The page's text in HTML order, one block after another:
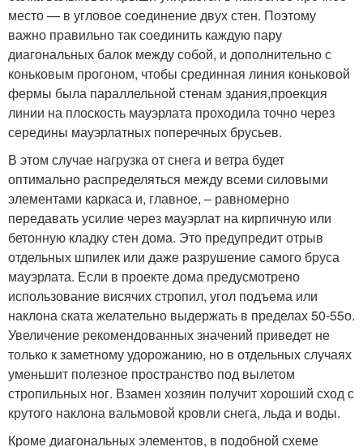
место — в угловое соединение двух стен. Поэтому
важно правильно так соединить каждую пару
диагональных балок между собой, и дополнительно с
коньковым прогоном, чтобы срединная линия коньковой
фермы была параллельной стенам здания,проекция
линии на плоскость мауэрлата проходила точно через
середины мауэрлатных поперечных брусьев.
В этом случае нагрузка от снега и ветра будет
оптимально распределяться между всеми силовыми
элементами каркаса и, главное, – равномерно
передавать усилие через мауэрлат на кирпичную или
бетонную кладку стен дома. Это предупредит отрыв
отдельных шпилек или даже разрушение самого бруса
мауэрлата. Если в проекте дома предусмотрено
использование висячих стропил, угол подъема или
наклона ската желательно выдержать в пределах 50-55о.
Увеличение рекомендованных значений приведет не
только к заметному удорожанию, но в отдельных случаях
уменьшит полезное пространство под вылетом
стропильных ног. Взамен хозяин получит хороший сход с
крутого наклона вальмовой кровли снега, льда и воды.
Кроме диагональных элементов, в подобной схеме